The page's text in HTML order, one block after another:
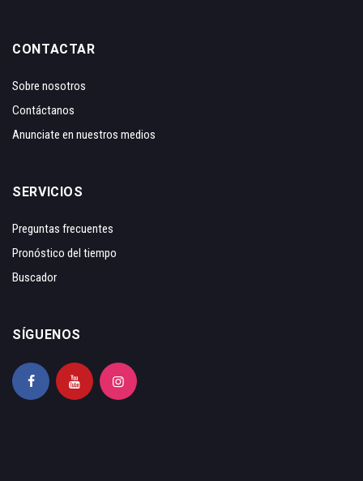
CONTACTAR
Sobre nosotros
Contáctanos
Anunciate en nuestros medios
SERVICIOS
Preguntas frecuentes
Pronóstico del tiempo
Buscador
SÍGUENOS